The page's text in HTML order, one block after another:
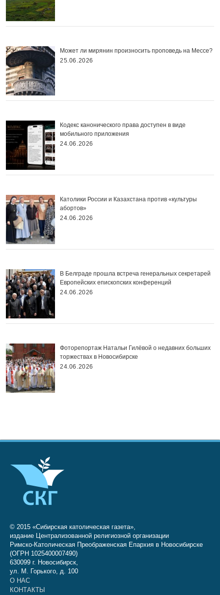
Может ли мирянин произносить проповедь на Мессе?
25.06.2026
Кодекс канонического права доступен в виде
мобильного приложения
24.06.2026
Католики России и Казахстана против «культуры
абортов»
24.06.2026
В Белграде прошла встреча генеральных секретарей
Европейских епископских конференций
24.06.2026
Фоторепортаж Натальи Гилёвой о недавних больших
торжествах в Новосибирске
24.06.2026
© 2015 «Сибирская католическая газета»,
издание Централизованной религиозной организации
Римско-Католическая Преображенская Епархия в Новосибирске
(ОГРН 1025400007490)
630099 г. Новосибирск,
ул. М. Горького, д. 100
О НАС
КОНТАКТЫ